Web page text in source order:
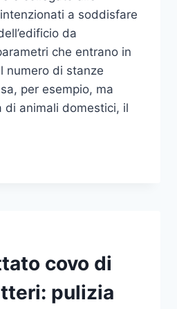
a soddisfare
da
che entrano in
numero di stanze
per esempio, ma
di animali domestici, il
covo di
pulizia